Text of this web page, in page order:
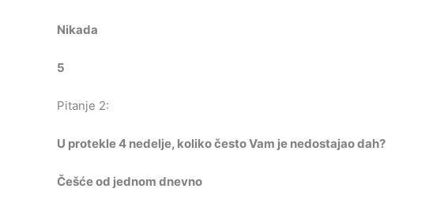
Nikada
5
Pitanje 2:
U protekle 4 nedelje, koliko često Vam je nedostajao dah?
Češće od jednom dnevno